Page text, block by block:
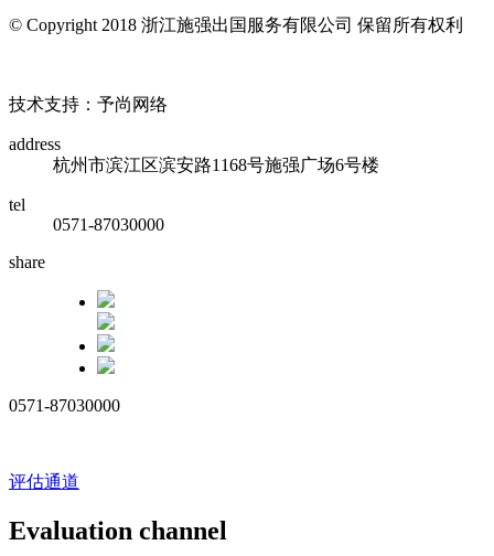
© Copyright 2018 浙江施强出国服务有限公司 保留所有权利
技术支持：予尚网络
address
杭州市滨江区滨安路1168号施强广场6号楼
tel
0571-87030000
share
0571-87030000
评估通道
Evaluation channel